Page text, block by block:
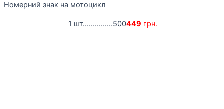
Номерний знак на мотоцикл
1 шт...............500449 грн.